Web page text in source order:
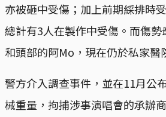
亦被砸中受傷；加上前期綵排時
總計有3人在製作中受傷。而傷
和頭部的阿Mo，現在仍於私家醫
警方介入調查事件，並在11月公
械重量，拘捕涉事演唱會的承辦